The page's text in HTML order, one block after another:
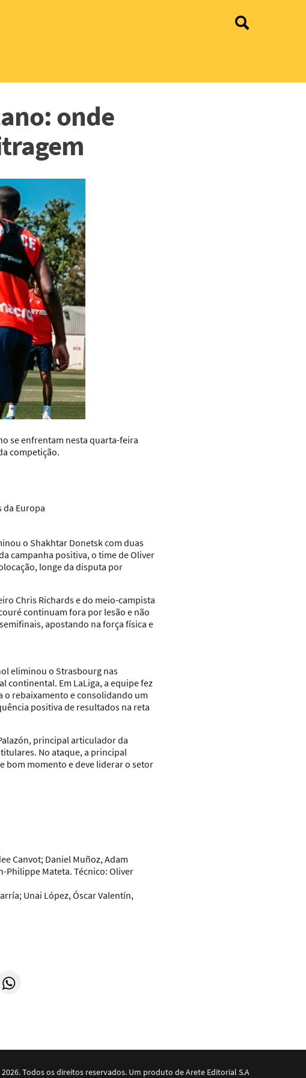
onde
se enfrentam nesta quarta-feira
competição.
Europa
o Shakhtar Donetsk com duas
campanha positiva, o time de Oliver
longe da disputa por
Chris Richards e do meio-campista
continuam fora por lesão e não
apostando na força física e
eliminou o Strasbourg nas
continental. Em LaLiga, a equipe fez
o rebaixamento e consolidando um
positiva de resultados na reta
principal articulador da
No ataque, a principal
bom momento e deve liderar o setor
Canvot; Daniel Muñoz, Adam
Philippe Mateta. Técnico: Oliver
Unai López, Óscar Valentín,
Todos os direitos reservados. Um produto de Arete Editorial S.A